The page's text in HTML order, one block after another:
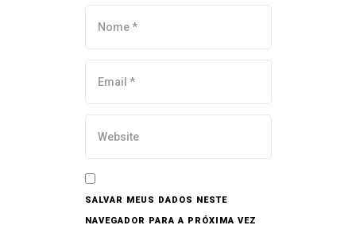
SALVAR MEUS DADOS NESTE
NAVEGADOR PARA A PRÓXIMA VEZ